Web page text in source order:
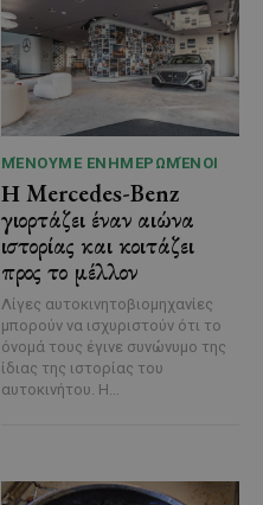
ΜΈΝΟΥΜΕ ΕΝΗΜΕΡΩΜΈΝΟΙ
Η Mercedes-Benz
γιορτάζει έναν αιώνα
ιστορίας και κοιτάζει
προς το μέλλον
Λίγες αυτοκινητοβιομηχανίες
μπορούν να ισχυριστούν ότι το
όνομά τους έγινε συνώνυμο της
ίδιας της ιστορίας του
αυτοκινήτου. Η...